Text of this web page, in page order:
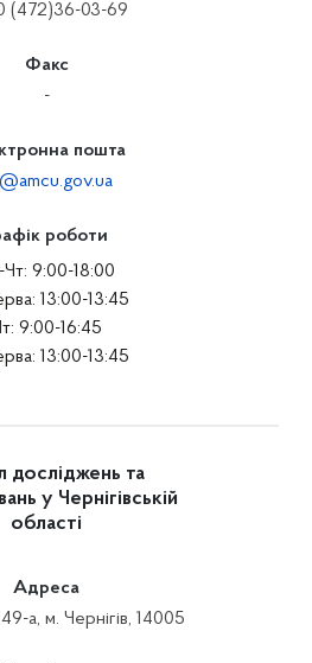
(472)36-03-69
Факс
-
пошта
роботи
Чт: 9:00-18:00
13:00-13:45
Пт: 9:00-16:45
13:00-13:45
досліджень та
у Чернігівській
області
Адреса
а, м. Чернігів, 14005